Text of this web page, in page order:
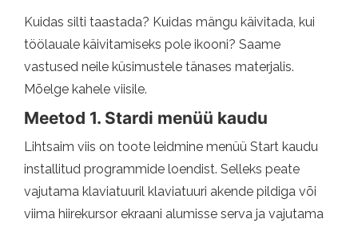
Kuidas silti taastada? Kuidas mängu käivitada, kui
töölauale käivitamiseks pole ikooni? Saame
vastused neile küsimustele tänases materjalis.
Mõelge kahele viisile.
Meetod 1. Stardi menüü kaudu
Lihtsaim viis on toote leidmine menüü Start kaudu
installitud programmide loendist. Selleks peate
vajutama klaviatuuril klaviatuuri akende pildiga või
viima hiirekursor ekraani alumisse serva ja vajutama